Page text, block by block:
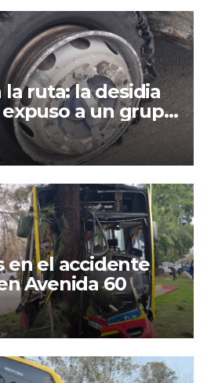
ruta: la desidia
a un grupo
en el accidente
Avenida 60